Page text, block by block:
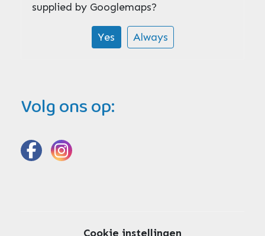
supplied by Googlemaps?
Yes Always
Volg ons op:
Cookie instellingen